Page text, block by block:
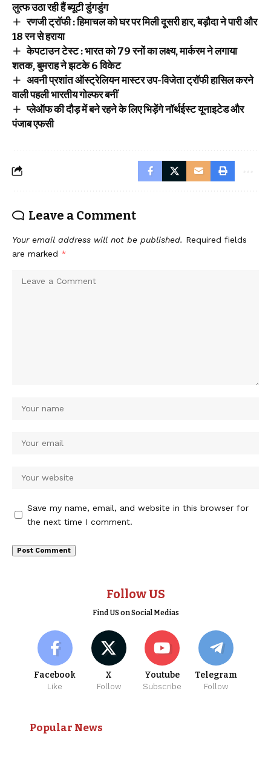
लुत्फ उठा रही हैं ब्यूटी डुंगडुंग
रणजी ट्राॅफी : हिमाचल को घर पर मिली दूसरी हार, बड़ौदा ने पारी और
18 रन से हराया
केपटाउन टेस्ट : भारत को 79 रनों का लक्ष्य, मार्करम ने लगाया
शतक, बुमराह ने झटके 6 विकेट
अवनी प्रशांत ऑस्ट्रेलियन मास्टर उप-विजेता ट्रॉफी हासिल करने
वाली पहली भारतीय गोल्फर बनीं
प्लेऑफ की दौड़ में बने रहने के लिए भिड़ेंगे नॉर्थईस्ट यूनाइटेड और
पंजाब एफसी
Leave a Comment
Your email address will not be published. Required fields
are marked *
Save my name, email, and website in this browser for
the next time I comment.
Follow US
Find US on Social Medias
Facebook
Like
X
Follow
Youtube
Subscribe
Telegram
Follow
Popular News